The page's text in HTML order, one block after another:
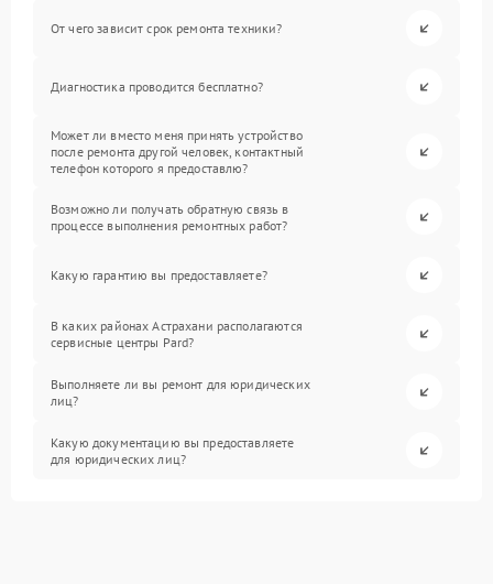
От чего зависит срок ремонта техники?
Диагностика проводится бесплатно?
Может ли вместо меня принять устройство
после ремонта другой человек, контактный
телефон которого я предоставлю?
Возможно ли получать обратную связь в
процессе выполнения ремонтных работ?
Какую гарантию вы предоставляете?
В каких районах Астрахани располагаются
сервисные центры Pard?
Выполняете ли вы ремонт для юридических
лиц?
Какую документацию вы предоставляете
для юридических лиц?